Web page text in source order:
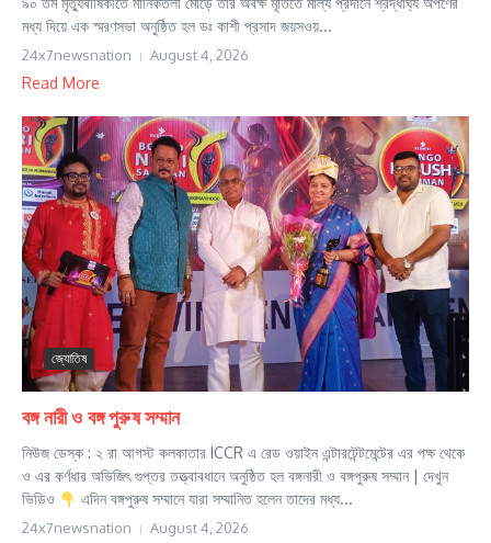
মধ্য দিয়ে এক স্মরণসভা অনুষ্ঠিত হল ডঃ কাশী প্রসাদ জয়সওয়...
24x7newsnation August 4, 2026
Read More
জ্যোতিষ
বঙ্গ নারী ও বঙ্গ পুরুষ সম্মান
নিউজ ডেস্ক : ২ রা আগস্ট কলকাতার ICCR এ রেড ওয়াইন এন্টারটেন্টমেন্টের এর পক্ষ থেকে
ও এর কর্ণধার অভিজিৎ গুপ্তর তত্ত্বাবধানে অনুষ্ঠিত হল বঙ্গনারী ও বঙ্গপুরুষ সম্মান | দেখুন
ভিডিও
এদিন বঙ্গপুরুষ সম্মানে যারা সম্মানিত হলেন তাদের মধ্য...
24x7newsnation August 4, 2026